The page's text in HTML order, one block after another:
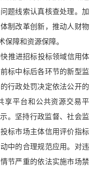
题线索认真核查处理。加
制改革创新，推动人财物
保障和资源保障。
进招标投标领域信用体
标中标后各环节的新型监
行政处罚决定依法公开的
享平台和公共资源交易平
。坚持行政监督、社会监
标市场主体信用评价指标
中的合理规范应用。对违
节严重的依法实施市场禁